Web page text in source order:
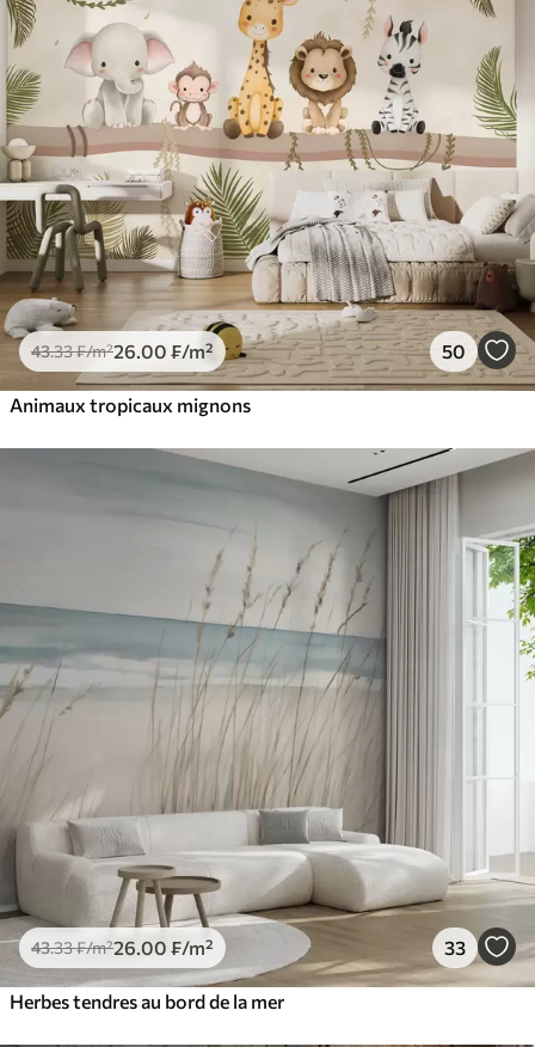
43.33₣/m²26 .00 ₣/m² 50
Animaux tropicaux mignons
43.33₣/m²26 .00 ₣/m² 33
Herbes tendres au bord de la mer